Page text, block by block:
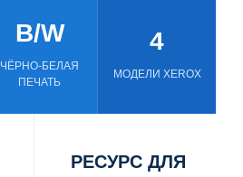
B/W
ЧЁРНО-БЕЛАЯ
ПЕЧАТЬ
4
МОДЕЛИ XEROX
РЕСУРС ДЛЯ